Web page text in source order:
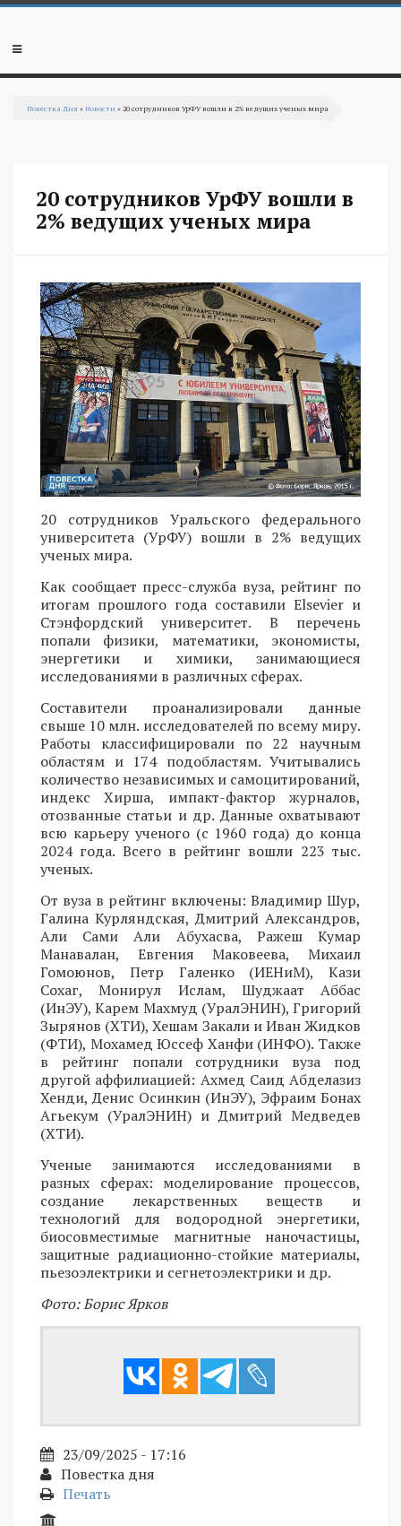
Перейти к основному содержанию
Мобильное
Повестка Дня »Новости » 20 сотрудников УрФУ вошли в 2% ведущих ученых мира
20 сотрудников УрФУ вошли в
2% ведущих ученых мира
20 сотрудников Уральского федерального
университета (УрФУ) вошли в 2% ведущих
ученых мира.
Как сообщает пресс-служба вуза, рейтинг по
итогам прошлого года составили Elsevier и
Стэнфордский университет. В перечень
попали физики, математики, экономисты,
энергетики и химики, занимающиеся
исследованиями в различных сферах.
Составители проанализировали данные
свыше 10 млн. исследователей по всему миру.
Работы классифицировали по 22 научным
областям и 174 подобластям. Учитывались
количество независимых и самоцитирований,
индекс Хирша, импакт-фактор журналов,
отозванные статьи и др. Данные охватывают
всю карьеру ученого (с 1960 года) до конца
2024 года. Всего в рейтинг вошли 223 тыс.
ученых.
От вуза в рейтинг включены: Владимир Шур,
Галина Курляндская, Дмитрий Александров,
Али Сами Али Абухасва, Ражеш Кумар
Манавалан, Евгения Маковеева, Михаил
Гомоюнов, Петр Галенко (ИЕНиМ), Кази
Сохаг, Монирул Ислам, Шуджаат Аббас
(ИнЭУ), Карем Махмуд (УралЭНИН), Григорий
Зырянов (ХТИ), Хешам Закали и Иван Жидков
(ФТИ), Мохамед Юссеф Ханфи (ИНФО). Также
в рейтинг попали сотрудники вуза под
другой аффилиацией: Ахмед Саид Абделазиз
Хенди, Денис Осинкин (ИнЭУ), Эфраим Бонах
Агьекум (УралЭНИН) и Дмитрий Медведев
(ХТИ).
Ученые занимаются исследованиями в
разных сферах: моделирование процессов,
создание лекарственных веществ и
технологий для водородной энергетики,
биосовместимые магнитные наночастицы,
защитные радиационно-стойкие материалы,
пьезоэлектрики и сегнетоэлектрики и др.
Фото: Борис Ярков
23/09/2025 - 17:16
Повестка дня
Печать